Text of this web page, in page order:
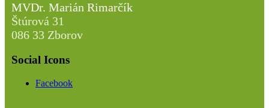
MVDr. Marián Rimarčík
Štúrová 31
086 33 Zborov
Social Icons
Facebook